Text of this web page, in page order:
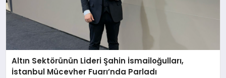
Altın Sektörünün Lideri Şahin İsmailoğulları,
İstanbul Mücevher Fuarı’nda Parladı ￼